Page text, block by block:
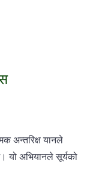
अन्तरिक्ष यानले
यो अभियानले सूर्यको